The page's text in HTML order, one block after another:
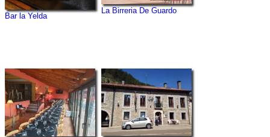
Bar la Yelda
La Birreria De Guardo